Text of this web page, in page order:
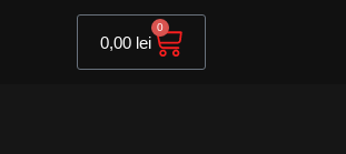
0,00 lei
0
Cart